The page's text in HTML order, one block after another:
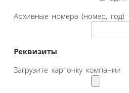
Архивные номера (номер, год)
Реквизиты
Загрузите карточку компании